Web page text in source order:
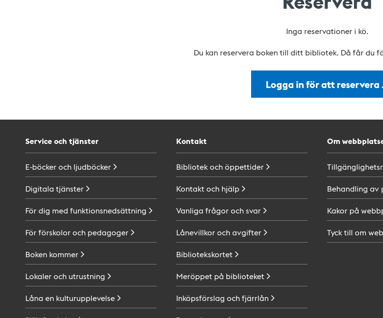
Inga reservationer i kö.
Du kan reservera boken till ditt bibliotek. Då får du
Logga in för att reservera
Service och tjänster
E-böcker och ljudböcker
Digitala tjänster
För dig med funktionsnedsättning
För förskolor och pedagoger
Boken kommer
Lokaler och utrustning
Låna en kulturupplevelse
Kontakt
Bibliotek ochöppettider
Kontakt och hjälp
Vanliga frågor ochsvar
Lånevillkor ochavgifter
Bibliotekskortet
Meröppet på biblioteket
Inköpsförslag ochfjärrlån
Om
Behandling av
Kakor på
Tyck till om